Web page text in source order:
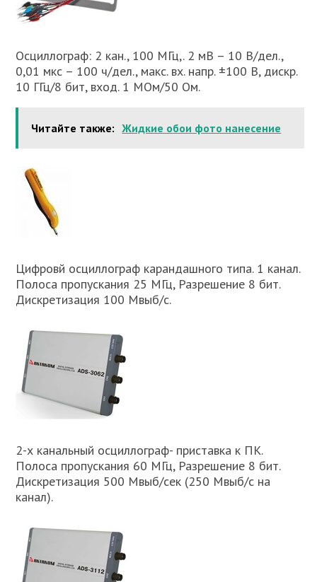
Осциллограф: 2 кан., 100 МГц,. 2 мВ – 10 В/дел.,
0,01 мкс – 100 ч/дел., макс. вх. напр. ±100 В, дискр.
10 ГГц/8 бит, вход. 1 МОм/50 Ом.
Читайте также: Жидкие обои фото нанесение
Цифровй осциллограф карандашного типа. 1 канал.
Полоса пропускания 25 МГц, Разрешение 8 бит.
Дискретизация 100 Мвыб/с.
2-х канальный осциллограф- приставка к ПК.
Полоса пропускания 60 МГц, Разрешение 8 бит.
Дискретизация 500 Мвыб/сек (250 Мвыб/с на
канал).